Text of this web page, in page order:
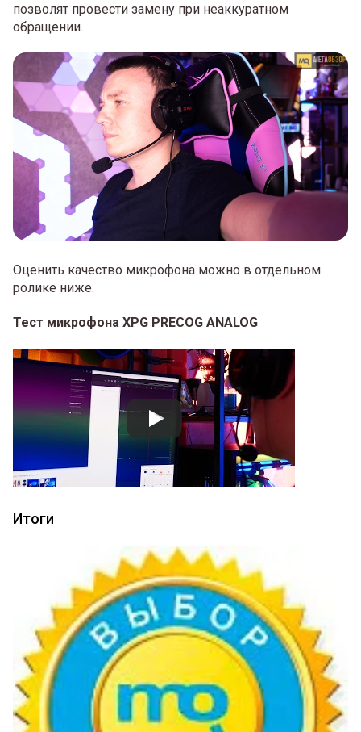
позволят провести замену при неаккуратном
обращении.
Оценить качество микрофона можно в отдельном
ролике ниже.
Тест микрофона XPG PRECOG ANALOG
Итоги